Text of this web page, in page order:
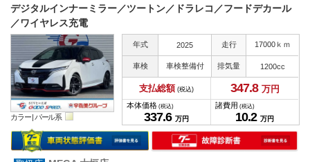
デジタルインナーミラー／ツートン／ドラレコ／フードデカール
／ワイヤレス充電
カラー | パール系
年式 2025 走行 17000ｋｍ
車検 車検整備付 排気量 1200cc
支払総額 (税込) 347.8 万円
本体価格 (税込)
337.6 万円
諸費用 (税込)
10.2 万円